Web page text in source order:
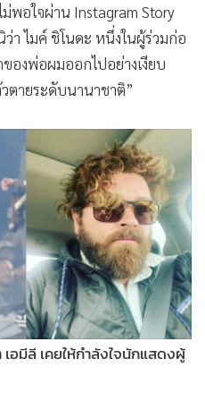
พอใจผ่าน Instagram Story
า ไมค์ ชิโนดะ หนึ่งในผู้ร่วมก่อ
องพ่อผมออกไปอย่างเงียบ
ตายระดับนานาชาติ”
อมีลี เคยให้กำลังใจนักแสดงผู้